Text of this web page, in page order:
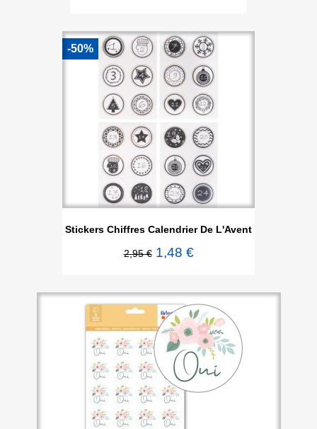
Stickers Chiffres Calendrier De L'Avent
2,95 € 1,48 €
-50%